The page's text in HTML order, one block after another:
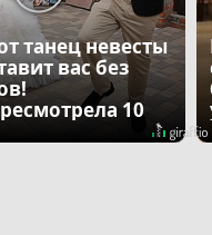
танец невесты
вас без
10